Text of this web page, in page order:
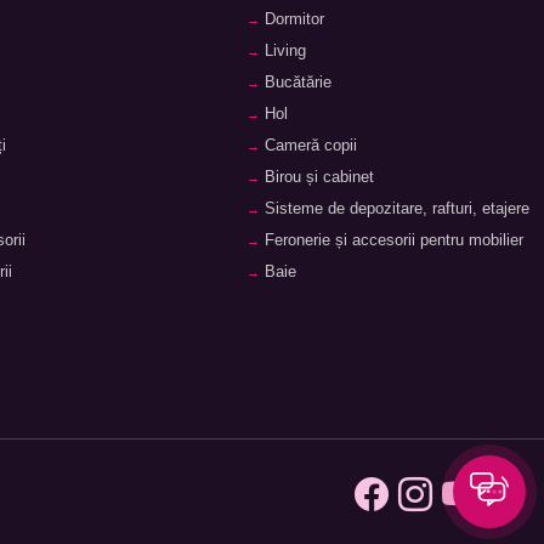
fragile și este rezistent la zgârieturi.
după care își revine ușor la forma inițială.
volumul. Nu se teme de lovituri, dar necesită o
mânere, încuietori) să nu văf dezamăgească, iar
opțiune este cea cu 4 roți duble, care se
pentru urcarea scărilor. Pentru siguranța lucrurilor,
internaționale.
Dormitor
Living
Bucătărie
Hol
Cameră copii
Birou și cabinet
Sisteme de depozitare, rafturi, etajere
Feronerie și accesorii pentru mobilier
Baie